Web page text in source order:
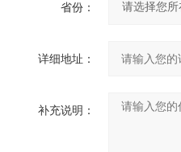
省份：
详细地址：
补充说明：